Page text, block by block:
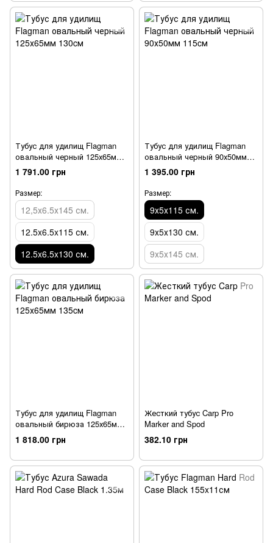
Тубус для удилищ Flagman
овальный черный 125х65мм
130cм
1 791.00 грн
Размер:
12,5х6.5х145 см.
12.5x6.5x115 см.
12.5x6.5x130 см.
Тубус для удилищ Flagman
овальный черный 90х50мм
115cм
1 395.00 грн
Размер:
9х5х115 см.
9х5х130 см.
9х5х145 см.
Тубус для удилищ Flagman
овальный бирюза 125х65мм
135cм
1 818.00 грн
Жесткий тубус Carp Pro
Marker and Spod
382.10 грн